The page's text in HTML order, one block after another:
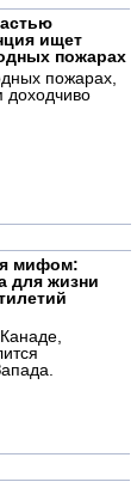
ищет
пожарах
пожарах,
мифом:
для жизни